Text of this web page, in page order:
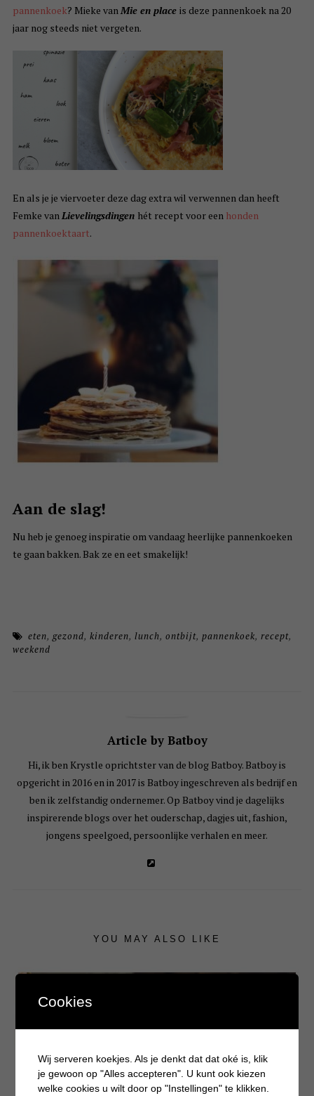
pannenkoek? Mieke van Mie en place is deze pannenkoek na 20
jaar nog steeds niet vergeten.
En als je je viervoeter deze dag extra wil verwennen dan heeft
Femke van Lievelingsdingen hét recept voor een honden
pannenkoektaart.
Aan de slag!
Nu heb je genoeg inspiratie om vandaag heerlijke pannenkoeken
te gaan bakken. Bak ze en eet smakelijk!
eten,gezond,kinderen,lunch,ontbijt,pannenkoek,recept,
weekend
Article by Batboy
Hi, ik ben Krystle oprichtster van de blog Batboy. Batboy is
opgericht in 2016 en in 2017 is Batboy ingeschreven als bedrijf en
ben ik zelfstandig ondernemer. Op Batboy vind je dagelijks
inspirerende blogs over het ouderschap, dagjes uit, fashion,
jongens speelgoed, persoonlijke verhalen en meer.
YOU MAY ALSO LIKE
Cookies
Wij serveren koekjes. Als je denkt dat dat oké is, klik
je gewoon op "Alles accepteren". U kunt ook kiezen
welke cookies u wilt door op "Instellingen" te klikken.